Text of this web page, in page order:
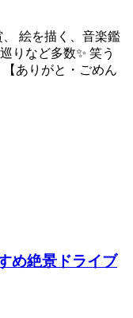
絵を描く、音楽鑑
りなど多数✨ 笑う
ありがと・ごめん
め絶景ドライブ